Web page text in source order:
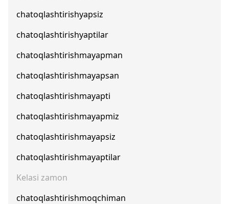
chatoqlashtirishyapsiz
chatoqlashtirishyaptilar
chatoqlashtirishmayapman
chatoqlashtirishmayapsan
chatoqlashtirishmayapti
chatoqlashtirishmayapmiz
chatoqlashtirishmayapsiz
chatoqlashtirishmayaptilar
Kelasi zamon
chatoqlashtirishmoqchiman